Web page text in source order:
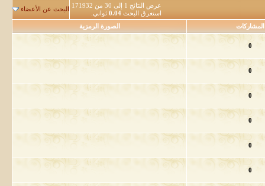
عرض النتائج 1 إلى 30 من 171932
استغرق البحث 0.04 ثواني.
البحث عن الأعضاء
المشاركات الصورة الرمزية
0
0
0
0
0
0